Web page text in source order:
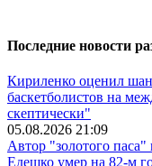
Последние новости
Кириленко оценил
баскетболистов на
скептически"
05.08.2026 21:09
Автор "золотого
Едешко умер на 82-м